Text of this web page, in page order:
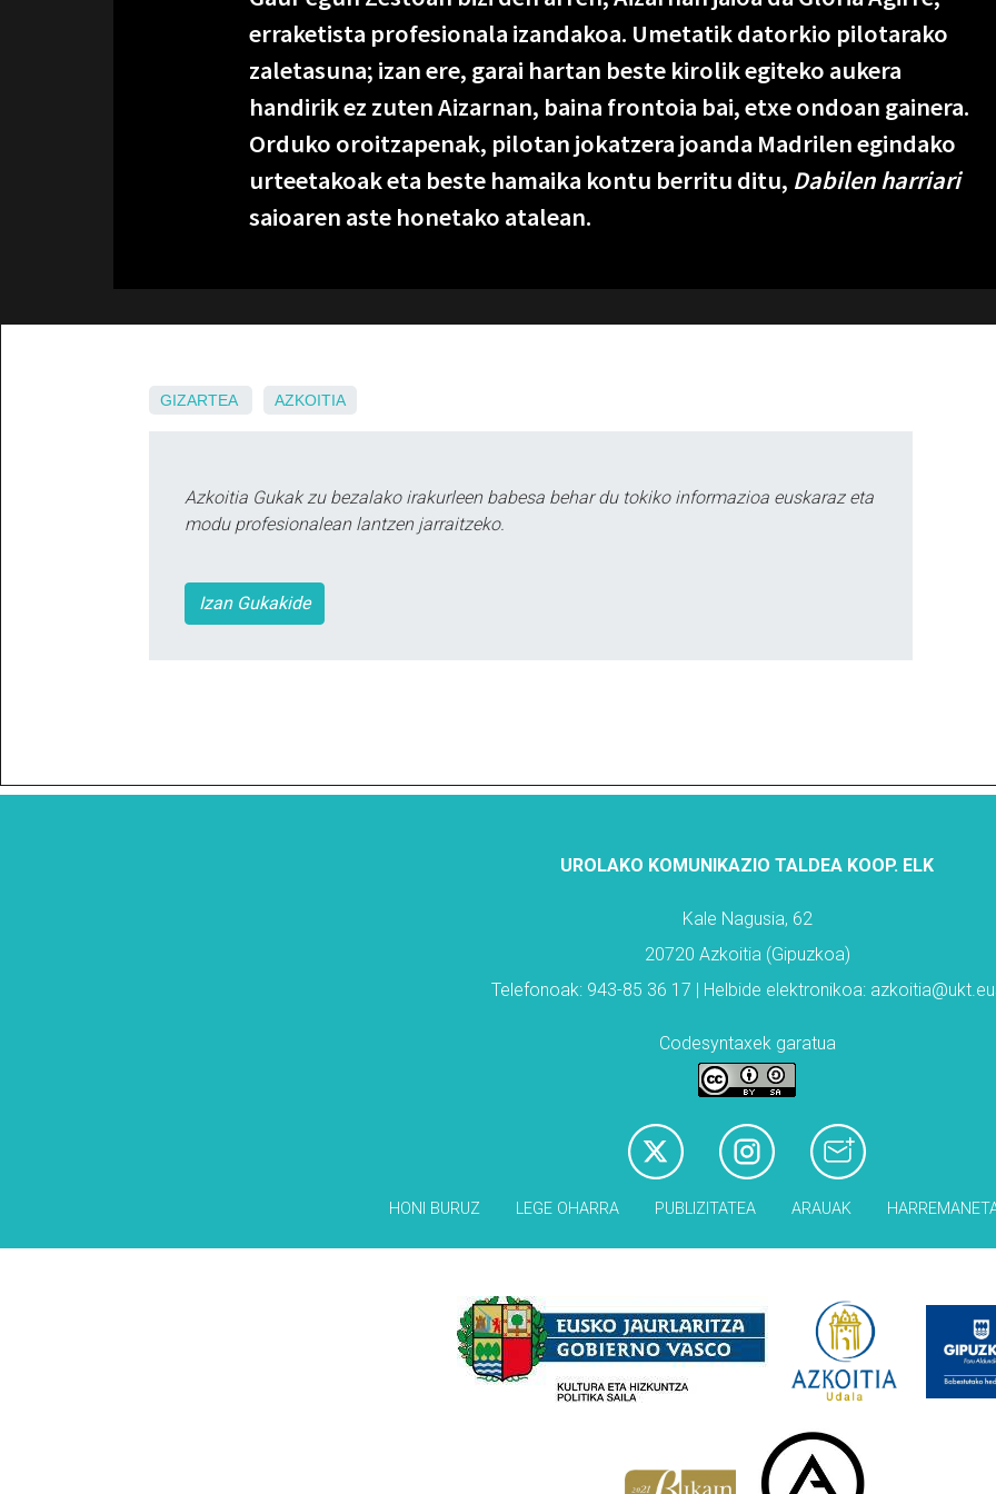
erraketista profesionala izandakoa. Umetatik datorkio pilotarako
zaletasuna; izan ere, garai hartan beste kirolik egiteko aukera
handirik ez zuten Aizarnan, baina frontoia bai, etxe ondoan gainera.
Orduko oroitzapenak, pilotan jokatzera joanda Madrilen egindako
urteetakoak eta beste hamaika kontu berritu ditu, Dabilen harriari
saioaren aste honetako atalean.
GIZARTEA AZKOITIA
Azkoitia Gukak zu bezalako irakurleen babesa behar du tokiko informazioa euskaraz eta
modu profesionalean lantzen jarraitzeko.
Izan Gukakide
UROLAKO KOMUNIKAZIO TALDEA KOOP. ELK
Kale Nagusia, 62
20720 Azkoitia (Gipuzkoa)
Telefonoak: 943-85 36 17 | Helbide elektronikoa:
Codesyntaxek garatua
HONI BURUZ LEGE OHARRA PUBLIZITATEA ARAUAK